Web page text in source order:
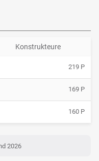
Konstrukteure
219 P
169 P
160 P
2026